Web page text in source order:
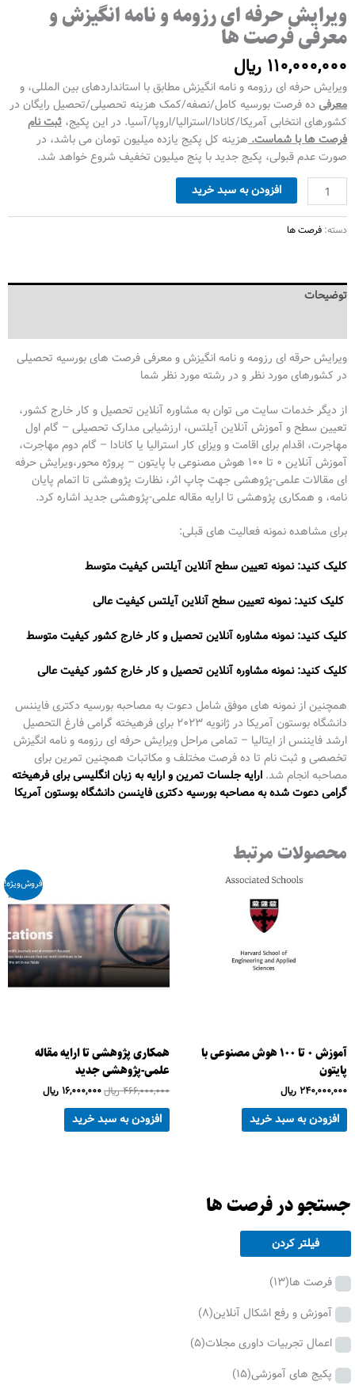
ویرایش حرفه ای رزومه و نامه انگیزش و
معرفی فرصت ها
110,000,000 ﷼
ویرایش حرفه ای رزومه و نامه انگیزش مطابق با استانداردهای بین المللی، و
معرفی ده فرصت بورسیه کامل/نصفه/کمک هزینه تحصیلی/تحصیل رایگان در
کشورهای انتخابی آمریکا/کانادا/استرالیا/اروپا/آسیا. در این پکیج، ثبت نام
فرصت ها با شماست.هزینه کل پکیج یازده میلیون تومان می باشد، در
صورت عدم قبولی، پکیج جدید با پنج میلیون تخفیف شروع خواهد شد.
افزودن به سبد خرید
دسته: فرصت ها
توضیحات
ویرایش حرقه ای رزومه و نامه انگیزش و معرفی فرصت های بورسیه تحصیلی
در کشورهای مورد نظر و در رشته مورد نظر شما
از دیگر خدمات سایت می توان به مشاوره آنلاین تحصیل و کار خارج کشور،
تعیین سطح و آموزش آنلاین آیلتس، ارزشیابی مدارک تحصیلی – گام اول
مهاجرت، اقدام برای اقامت و ویزای کار استرالیا یا کانادا – گام دوم مهاجرت،
آموزش آنلاین 0 تا 100 هوش مصنوعی با پایتون – پروژه محور،ویرایش حرفه
ای مقالات علمی-پژوهشی جهت چاپ اثر، نظارت پژوهشی تا اتمام پایان
نامه، و همکاری پژوهشی تا ارایه مقاله علمی-پژوهشی جدید اشاره کرد.
برای مشاهده نمونه فعالیت های قبلی:
کلیک کنید: نمونه تعیین سطح آنلاین آیلتس کیفیت متوسط
کلیک کنید: نمونه تعیین سطح آنلاین آیلتس کیفیت عالی
کلیک کنید: نمونه مشاوره آنلاین تحصیل و کار خارج کشور کیفیت متوسط
کلیک کنید: نمونه مشاوره آنلاین تحصیل و کار خارج کشور کیفیت عالی
همچنین از نمونه های موفق شامل دعوت به مصاحبه بورسیه دکتری فایننس
دانشگاه بوستون آمریکا در ژانویه 2023 برای فرهیخته گرامی فارغ التحصیل
ارشد فایننس از ایتالیا – تمامی مراحل ویرایش حرفه ای رزومه و نامه انگیزش
تخصصی و ثبت نام تا ده فرصت مختلف و مکاتبات همچنین تمرین برای
مصاحبه انجام شد. ارایه جلسات تمرین و ارایه به زبان انگلیسی برای فرهیخته
گرامی دعوت شده به مصاحبه بورسیه دکتری فاینسن دانشگاه بوستون آمریکا
محصولات مرتبط
آموزش 0 تا 100 هوش مصنوعی با
پایتون
240,000,000 ﷼
افزودن به سبد خرید
فروش‌ویژه!
همکاری پژوهشی تا ارایه مقاله
علمی-پژوهشی جدید
466,000,000﷼
466,000,000 ﷼
بود.
16,000,000 ﷼
قیمت
فعلی
است.
افزودن به سبد خرید
جستجو در فرصت ها
فیلتر کردن
فرصت ها(13)
آموزش و رفع اشکال آنلاین(8)
اعمال تجربیات داوری مجلات(5)
پکیج های آموزشی(15)